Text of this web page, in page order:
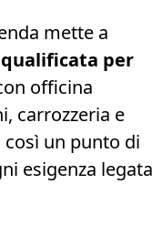
mette a
per
officina
carrozzeria e
un punto di
esigenza legata